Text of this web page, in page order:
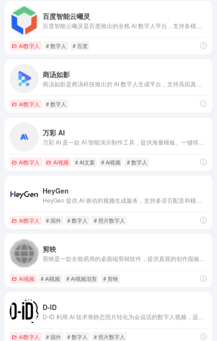
百度智能云曦灵
AI数字人 # 数字人 # 百度
商汤如影
AI数字人 # 数字人
万彩 AI
AI数字人 AI视频 # AI文案 # Ai视频 # 数字人
HeyGen
AI数字人 # 国外 # 数字人 # 照片数字人
剪映
AI视频 # Ai视频 # AI视频混剪 # 剪映
D-ID
AI数字人 # 国外 # 数字人 # 照片数字人